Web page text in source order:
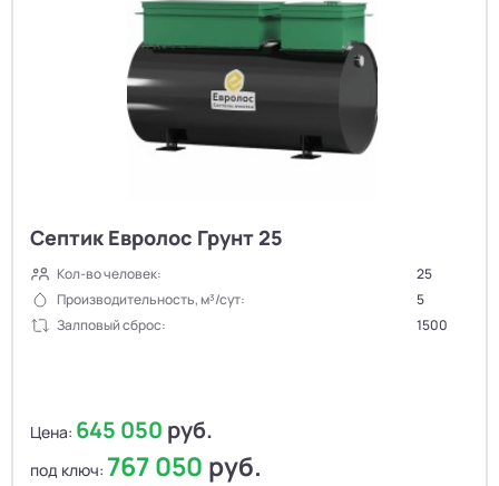
Септик Евролос Грунт 25
Кол-во человек:
25
Производительность, м³/сут:
5
Залповый сброс:
1500
Цена: 645 050 руб.
под ключ: 767 050 руб.